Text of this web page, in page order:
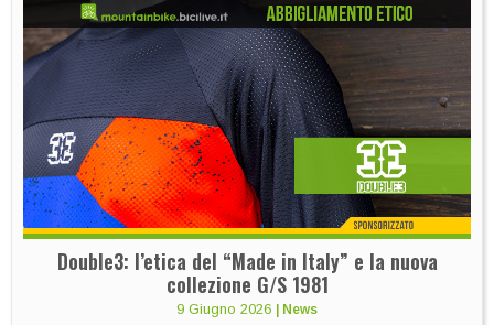
Double3: l’etica del “Made in Italy” e la nuova
collezione G/S 1981
9 Giugno 2026 | News